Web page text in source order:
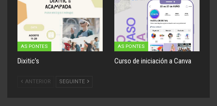
AS PONTES
Dixitic’s
AS PONTES
Curso de iniciación a Canva
ANTERIOR SEGUINTE